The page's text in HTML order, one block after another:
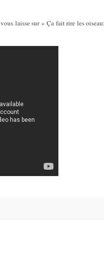
laisse sur « Ça fait rire les